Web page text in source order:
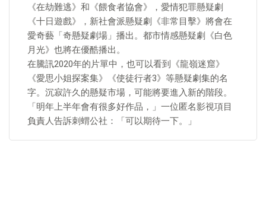
《在劫難逃》和《餵食者協會》，愛情犯罪懸疑劇
《十日遊戲》，新社會派懸疑劇《非常目擊》將會在
愛奇藝「奇懸疑劇場」播出。都市情感懸疑劇《白色
月光》也將在優酷播出。
在騰訊2020年的片單中，也可以看到《龍嶺迷窟》
《愛思小姐探案集》《使徒行者3》等懸疑劇集的名
字。沉寂許久的懸疑市場，可能將要進入新的階段。
「明年上半年會有很多好作品，」一位匿名影視項目
負責人告訴刺蝟公社：「可以期待一下。」